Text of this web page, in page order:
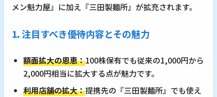
メン魁力屋』に加え『三田製麺所』が拡充されます。
1. 注目すべき優待内容とその魅力
額面拡大の恩恵：100株保有でも従来の1,000円から
2,000円相当に拡大する点が魅力です。
利用店舗の拡大：提携先の『三田製麺所』でも使え